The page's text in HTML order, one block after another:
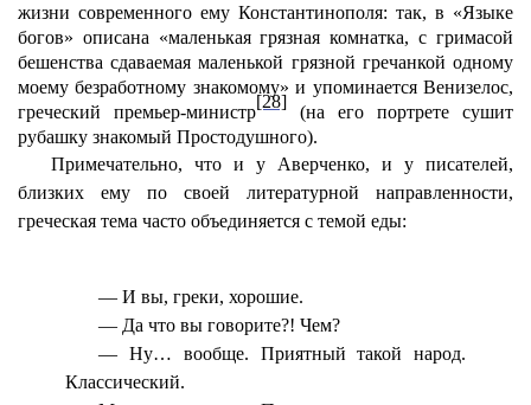
жизни современного ему Константинополя: так, в «Языке
богов» описана «маленькая грязная комнатка, с гримасой
бешенства сдаваемая маленькой грязной гречанкой одному
моему безработному знакомому» и упоминается Венизелос,
греческий премьер-министр
[28]
(на его портрете сушит
рубашку знакомый Простодушного).
Примечательно, что и у Аверченко, и у писателей,
близких ему по своей литературной направленности,
греческая тема часто объединяется с темой еды:
— И вы, греки, хорошие.
— Да что вы говорите?! Чем?
— Ну… вообще. Приятный такой народ.
Классический.